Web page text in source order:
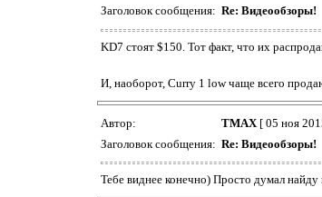
Заголовок сообщения: Re: Видеообзоры!
KD7 стоят $150. Тот факт, что их
И, наоборот, Curry 1 low чаще всего
Автор: TMAX [ 05 ноя
Заголовок сообщения: Re: Видеообзоры!
Тебе виднее конечно) Просто думал